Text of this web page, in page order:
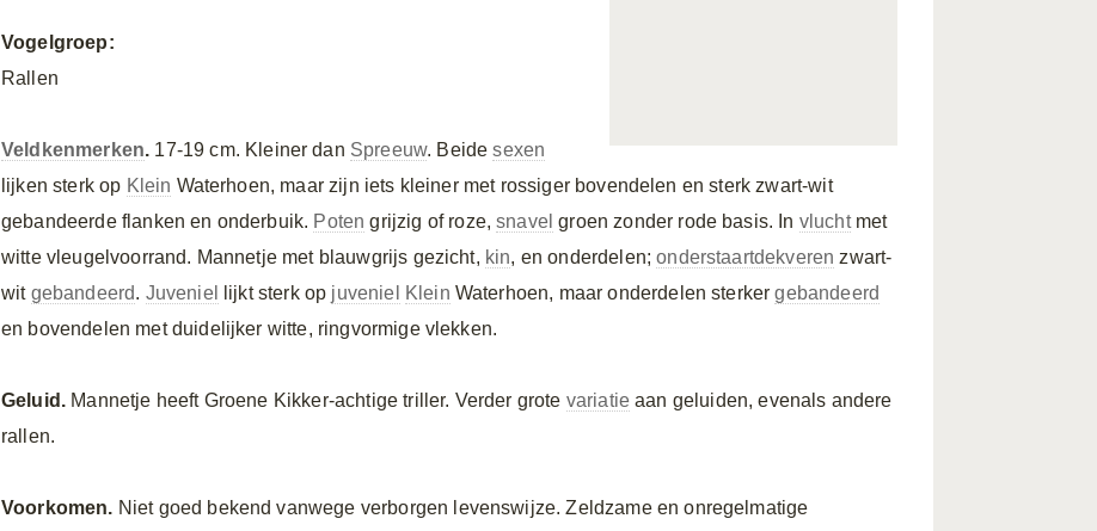
Vogelgroep:
Rallen
Veldkenmerken. 17-19 cm. Kleiner dan Spreeuw. Beidesexen
lijken sterk op Klein Waterhoen, maar zijn iets kleiner met rossiger bovendelen en sterk zwart-wit
gebandeerde flanken en onderbuik. Poten grijzig of roze,snavel groen zonder rode basis. In vluchtmet
witte vleugelvoorrand. Mannetje met blauwgrijs gezicht, kin, en onderdelen;onderstaartdekveren zwart-
wit gebandeerd. Juveniel lijkt sterk op juveniel Klein Waterhoen, maar onderdelen sterkergebandeerd
en bovendelen met duidelijker witte, ringvormige vlekken.
Geluid. Mannetje heeft Groene Kikker-achtige triller. Verder grote variatie aan geluiden, evenals andere
rallen.
Voorkomen. Niet goed bekend vanwege verborgen levenswijze. Zeldzame en onregelmatige